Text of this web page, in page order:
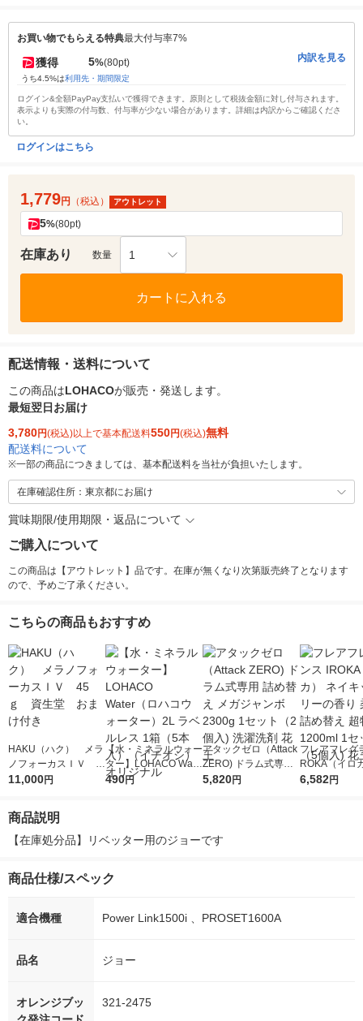
お買い物でもらえる特典最大付与率7%
獲得 5%(80pt)
うち4.5%は利用先・期間限定
内訳を見る
ログイン&全額PayPay支払いで獲得できます。原則として税抜金額に対し付与されます。
表示よりも実際の付与数、付与率が少ない場合があります。詳細は内訳からご確認くださ
い。
ログインはこちら
1,779円 （税込） アウトレット
5%(80pt)
在庫あり 数量 1
カートに入れる
配送情報・送料について
この商品はLOHACOが販売・発送します。
最短翌日お届け
3,780円(税込)以上で基本配送料550円(税込)無料
配送料について
※一部の商品につきましては、基本配送料を当社が負担いたします。
在庫確認住所：東京都にお届け
賞味期限/使用期限・返品について
ご購入について
この商品は【アウトレット】品です。在庫が無くなり次第販売終了となります
ので、予めご了承ください。
こちらの商品もおすすめ
HAKU（ハク） メラ
ノフォーカスＩＶ 4
5ｇ 資生堂 おまけ
11,000円
【水・ミネラルウォー
ター】LOHACO Wate
r（ロハコウォータ
490円
アタックゼロ（Attack
ZERO) ドラム式専用
詰め替え メガジャン
5,820円
フレアフレグ
ROKA（イロ
イキッドリリ
6,582円
商品説明
【在庫処分品】リベッター用のジョーです
商品仕様/スペック
適合機種 Power Link1500i 、PROSET1600A
品名 ジョー
オレンジブッ
321-2475